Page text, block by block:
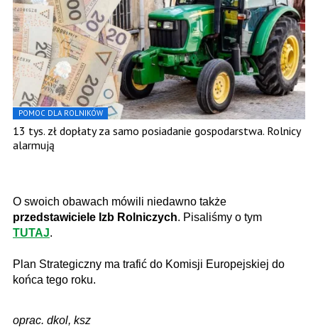
POMOC DLA ROLNIKÓW
13 tys. zł dopłaty za samo posiadanie gospodarstwa. Rolnicy
alarmują
O swoich obawach mówili niedawno także
przedstawiciele Izb Rolniczych. Pisaliśmy o tym
TUTAJ.
Plan Strategiczny ma trafić do Komisji Europejskiej do
końca tego roku.
oprac. dkol, ksz